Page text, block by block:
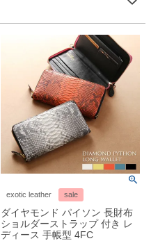
exotic leather sale
ダイヤモンド パイソン 長財布
ショルダーストラップ 付き レ
ディース 手帳型 4FC